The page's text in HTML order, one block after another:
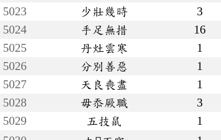
5023
少壯幾時
3
5024
手足無措
16
5025
丹灶雲寒
1
5026
分別善惡
1
5027
天良喪盡
1
5028
毋忝厥職
3
5029
五技鼠
1